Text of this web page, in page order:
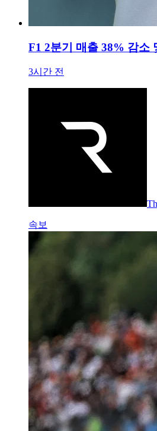
F1 2분기 매출 38% 감소
3시간 전
속보